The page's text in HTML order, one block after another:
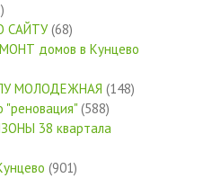
САЙТУ(68)
домов в Кунцево
МОЛОДЕЖНАЯ (148)
"реновация"(588)
38 квартала
(901)